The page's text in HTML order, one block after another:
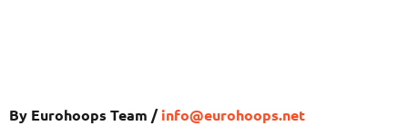
By Eurohoops Team /info@eurohoops.net